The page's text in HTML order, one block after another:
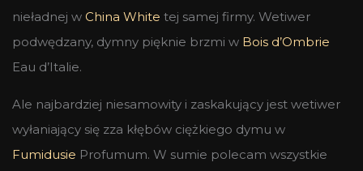
nieładnej w China White tej samej firmy. Wetiwer
podwędzany, dymny pięknie brzmi w Bois d’Ombrie
Eau d’Italie.
Ale najbardziej niesamowity i zaskakujący jest wetiwer
wyłaniający się zza kłębów ciężkiego dymu w
Fumidusie Profumum. W sumie polecam wszystkie